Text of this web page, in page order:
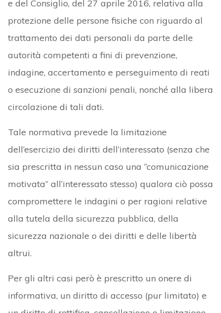
e del Consiglio, del 27 aprile 2016, relativa alla
protezione delle persone fisiche con riguardo al
trattamento dei dati personali da parte delle
autorità competenti a fini di prevenzione,
indagine, accertamento e perseguimento di reati
o esecuzione di sanzioni penali, nonché alla libera
circolazione di tali dati.
Tale normativa prevede la limitazione
dell’esercizio dei diritti dell’interessato (senza che
sia prescritta in nessun caso una “comunicazione
motivata” all’interessato stesso) qualora ciò possa
compromettere le indagini o per ragioni relative
alla tutela della sicurezza pubblica, della
sicurezza nazionale o dei diritti e delle libertà
altrui.
Per gli altri casi però è prescritto un onere di
informativa, un diritto di accesso (pur limitato) e